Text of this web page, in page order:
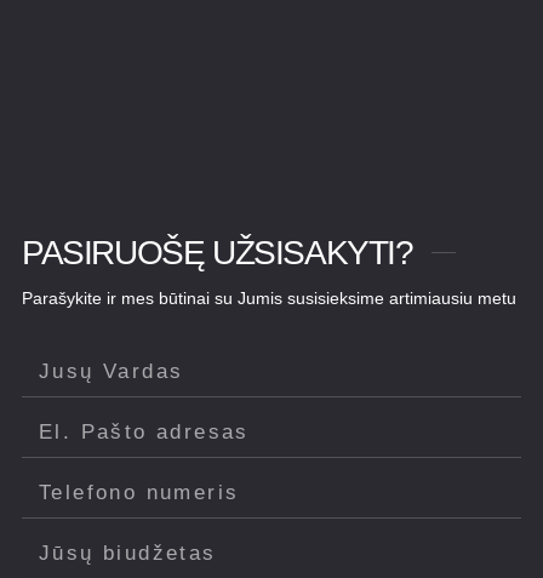
PASIRUOŠĘ UŽSISAKYTI?
Parašykite ir mes būtinai su Jumis susisieksime artimiausiu metu